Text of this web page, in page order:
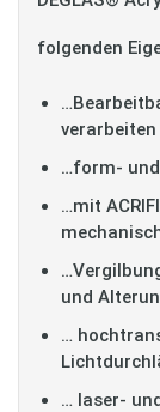
folgenden
…form-
…mit
und
…
… laser-